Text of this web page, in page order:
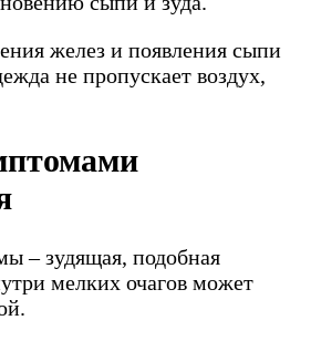
желез и появления сыпи
не пропускает воздух,
– зудящая, подобная
мелких очагов может